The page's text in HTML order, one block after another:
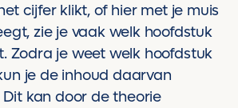
cijfer klikt, of hier met je muis
zie je vaak welk hoofdstuk
Zodra je weet welk hoofdstuk
je de inhoud daarvan
kan door de theorie